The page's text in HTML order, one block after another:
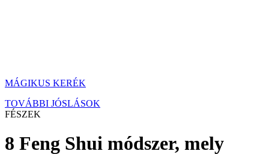
MÁGIKUS KERÉK
TOVÁBBI JÓSLÁSOK
FÉSZEK
8 Feng Shui módszer, mely